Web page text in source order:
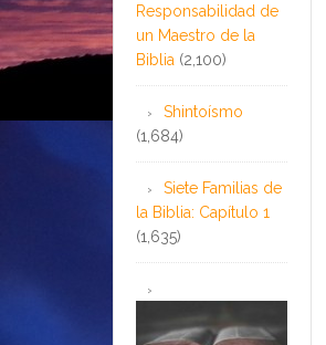
Responsabilidad de
un Maestro de la
Biblia (2,100)
Shintoísmo
(1,684)
Siete Familias de
la Biblia: Capítulo 1
(1,635)